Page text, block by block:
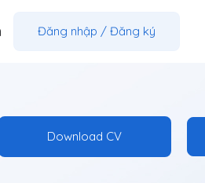
Đăng nhập / Đăng ký
Download CV